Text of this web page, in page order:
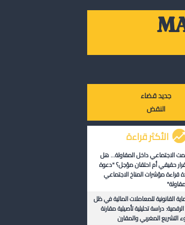
جديد قضاء
النقض
الأكثر قراءة
الاجتماعي داخل المقاولة... هل
حقيقي أم احتقان مؤجل؟ "دعوة
قراءة مؤشرات المناخ الاجتماعي
القانونية للمعاملات المالية في ظل
دراسة تحليلية تأصيلية مقارنة
المغربي والمقارن